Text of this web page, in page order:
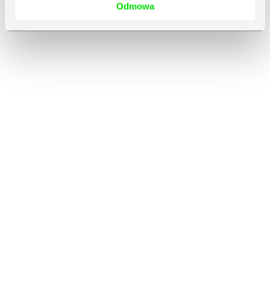
Odmowa